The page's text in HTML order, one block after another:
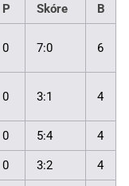
P Skóre B
0 7:0 6
0 3:1 4
0 5:4 4
0 3:2 4